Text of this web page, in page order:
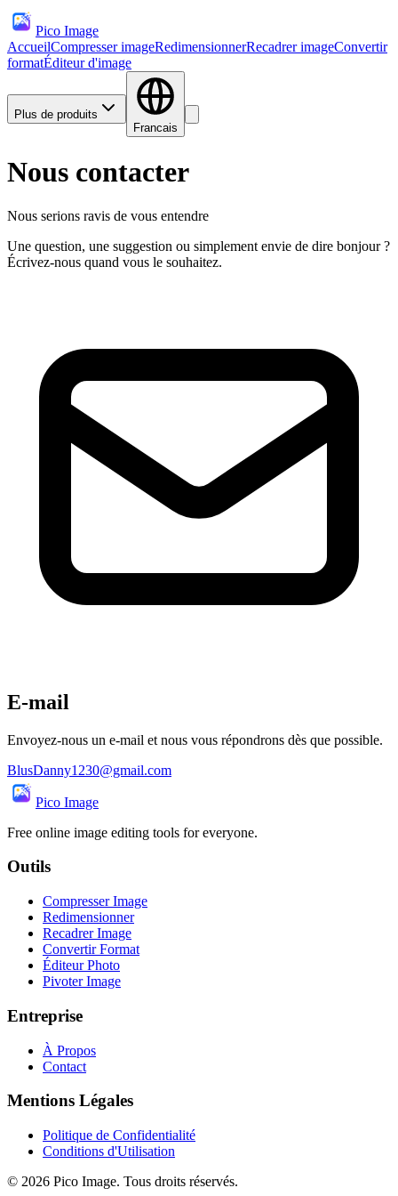
Pico Image
AccueilCompresser imageRedimensionnerRecadrer imageConvertir
formatÉditeur d'image
Plus de produits
Francais
Nous contacter
Nous serions ravis de vous entendre
Une question, une suggestion ou simplement envie de dire bonjour ?
Écrivez-nous quand vous le souhaitez.
E-mail
Envoyez-nous un e-mail et nous vous répondrons dès que possible.
BlusDanny1230@gmail.com
Pico Image
Free online image editing tools for everyone.
Outils
Compresser Image
Redimensionner
Recadrer Image
Convertir Format
Éditeur Photo
Pivoter Image
Entreprise
À Propos
Contact
Mentions Légales
Politique de Confidentialité
Conditions d'Utilisation
© 2026 Pico Image. Tous droits réservés.